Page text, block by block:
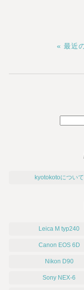
« 最
kyotokotoについて
Leica M typ240
Canon EOS 6D
Nikon D90
Sony NEX-6